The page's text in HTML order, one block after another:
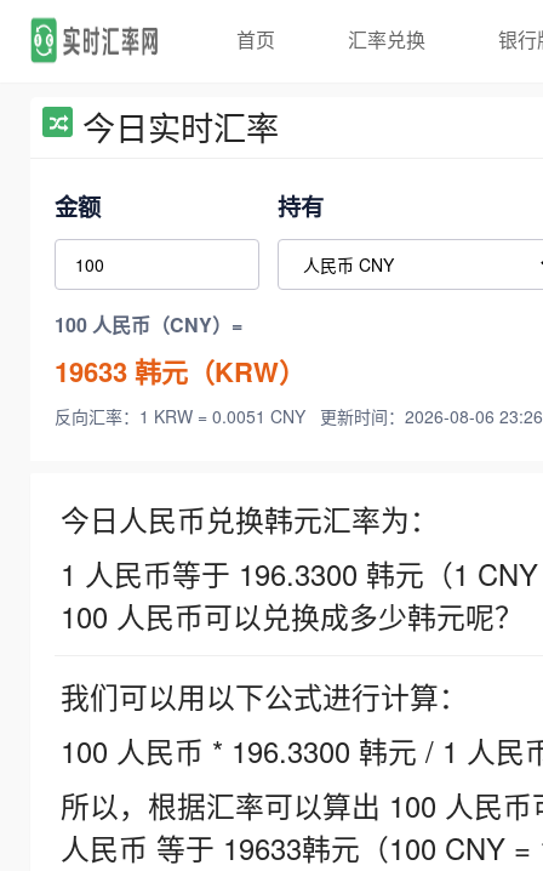
首页 汇率兑换 银行
今日实时汇率
金额 持有
100 人民币（CNY）=
19633韩元（KRW）
反向汇率：1 KRW = 0.0051 CNY 更新时间：2026-08-06
今日人民币兑换韩元汇率为：
1 人民币等于 196.3300 韩元（1
100 人民币可以兑换成多少韩元呢？
我们可以用以下公式进行计算：
100 人民币 * 196.3300 韩元 / 1 人民
所以，根据汇率可以算出 100 人民
人民币 等于 19633韩元（100 CNY =